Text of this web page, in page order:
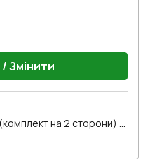
Змінити
(комплект на 2 сторони) з